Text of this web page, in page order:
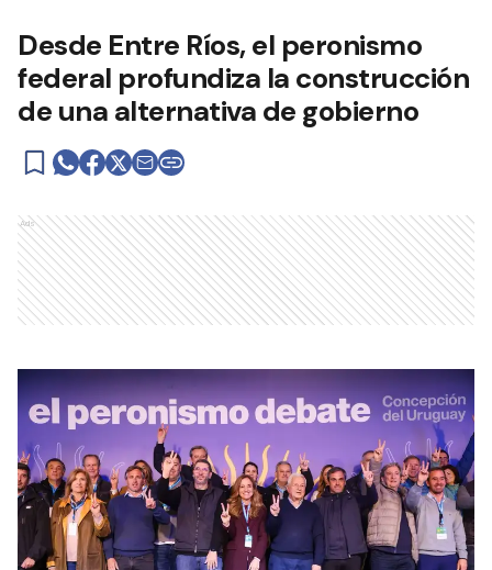
Desde Entre Ríos, el peronismo
federal profundiza la construcción
de una alternativa de gobierno
Ads